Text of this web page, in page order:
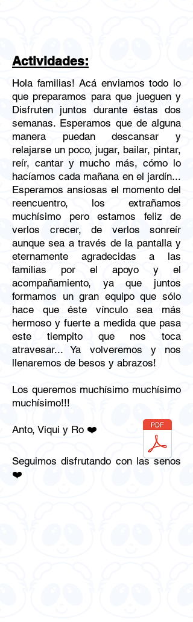
Actividades:
Hola familias! Acá enviamos todo lo
que preparamos para que jueguen y
Disfruten juntos durante éstas dos
semanas. Esperamos que de alguna
manera puedan descansar y
relajarse un poco, jugar, bailar, pintar,
reír, cantar y mucho más, cómo lo
hacíamos cada mañana en el jardín...
Esperamos ansiosas el momento del
reencuentro, los extrañamos
muchísimo pero estamos feliz de
verlos crecer, de verlos sonreír
aunque sea a través de la pantalla y
eternamente agradecidas a las
familias por el apoyo y el
acompañamiento, ya que juntos
formamos un gran equipo que sólo
hace que éste vínculo sea más
hermoso y fuerte a medida que pasa
este tiempito que nos toca
atravesar... Ya volveremos y nos
llenaremos de besos y abrazos!
Los queremos muchísimo muchísimo
muchísimo!!!
Anto, Viqui y Ro ❤️
Seguimos disfrutando con las seños
❤️